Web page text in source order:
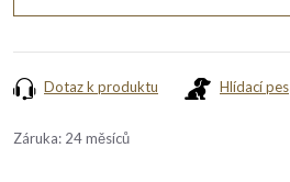
Dotaz k produktu Hlídací pes
Záruka: 24 měsíců